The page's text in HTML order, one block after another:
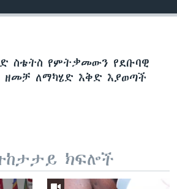
ስቴትስ የምትቃመውን የደቡባዊ
ለማካሄድ እቅድ እያወጣች
ክፍሎች